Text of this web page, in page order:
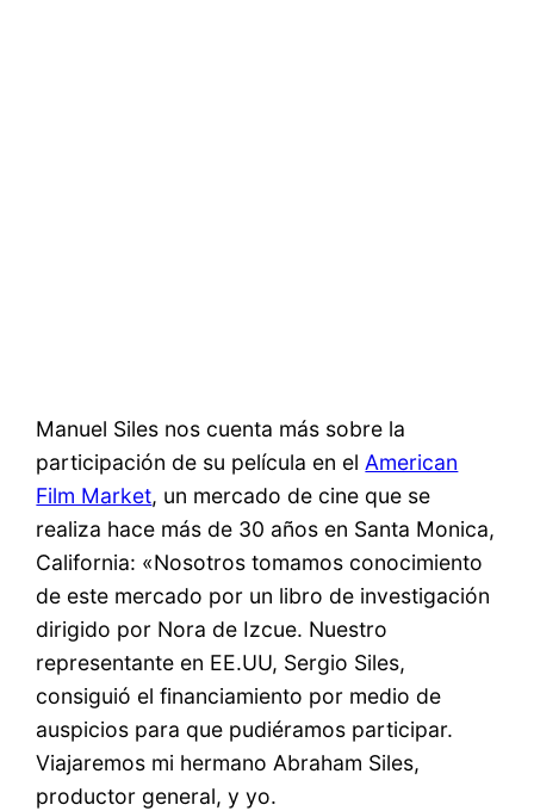
Manuel Siles nos cuenta más sobre la
participación de su película en el American
Film Market, un mercado de cine que se
realiza hace más de 30 años en Santa Monica,
California: «Nosotros tomamos conocimiento
de este mercado por un libro de investigación
dirigido por Nora de Izcue. Nuestro
representante en EE.UU, Sergio Siles,
consiguió el financiamiento por medio de
auspicios para que pudiéramos participar.
Viajaremos mi hermano Abraham Siles,
productor general, y yo.